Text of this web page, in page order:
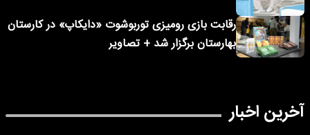
رقابت بازی رومیزی توربوشوت «دایکاپ» در کارستان
بهارستان برگزار شد + تصاویر
آخرین اخبار